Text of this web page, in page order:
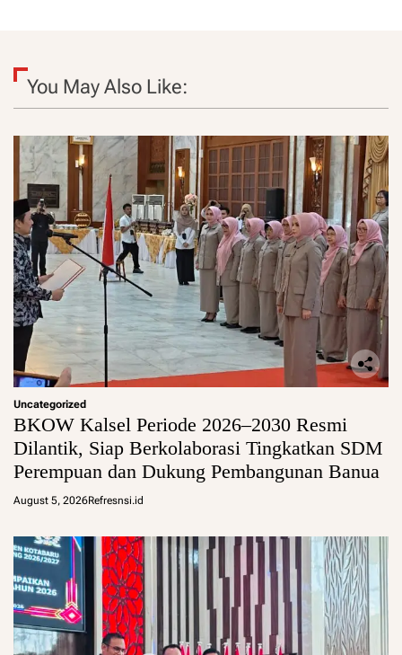
You May Also Like:
Uncategorized
BKOW Kalsel Periode 2026–2030 Resmi
Dilantik, Siap Berkolaborasi Tingkatkan SDM
Perempuan dan Dukung Pembangunan Banua
August 5, 2026Refresnsi.id